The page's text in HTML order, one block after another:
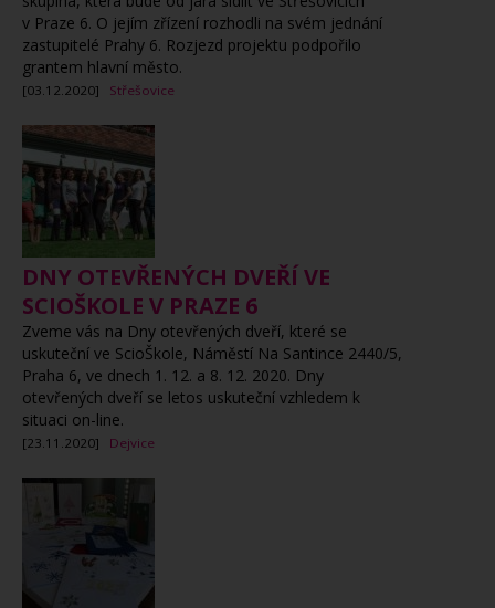
v Praze 6. O jejím zřízení rozhodli na svém jednání
zastupitelé Prahy 6. Rozjezd projektu podpořilo
grantem hlavní město.
[03.12.2020] Střešovice
DNY OTEVŘENÝCH DVEŘÍ VE
SCIOŠKOLE V PRAZE 6
Zveme vás na Dny otevřených dveří, které se
uskuteční ve ScioŠkole, Náměstí Na Santince 2440/5,
Praha 6, ve dnech 1. 12. a 8. 12. 2020. Dny
otevřených dveří se letos uskuteční vzhledem k
situaci on-line.
[23.11.2020] Dejvice